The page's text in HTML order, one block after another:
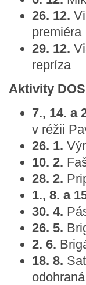
26. 12.
premiéra
29. 12.
repríza
Aktivity
7., 14. a
v réžii
26. 1.
10. 2.
28. 2.
1., 8. a
30. 4.
26. 5.
2. 6.
18. 8.